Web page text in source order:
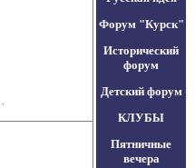
Форум "Курск"
Исторический
форум
Детский форум
КЛУБЫ
Пятничные
вечера